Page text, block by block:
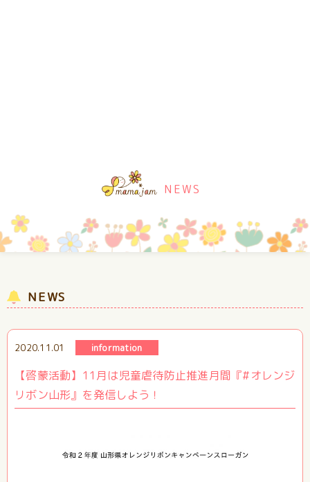
NEWS
NEWS
2020.11.01 information
【啓蒙活動】11月は児童虐待防止推進月間『#オレンジ
リボン山形』を発信しよう！